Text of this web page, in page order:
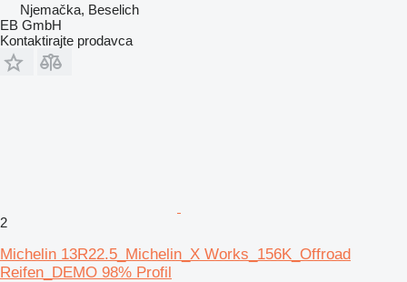
Njemačka, Beselich
EB GmbH
Kontaktirajte prodavca
2
Michelin 13R22.5_Michelin_X Works_156K_Offroad
Reifen_DEMO 98% Profil